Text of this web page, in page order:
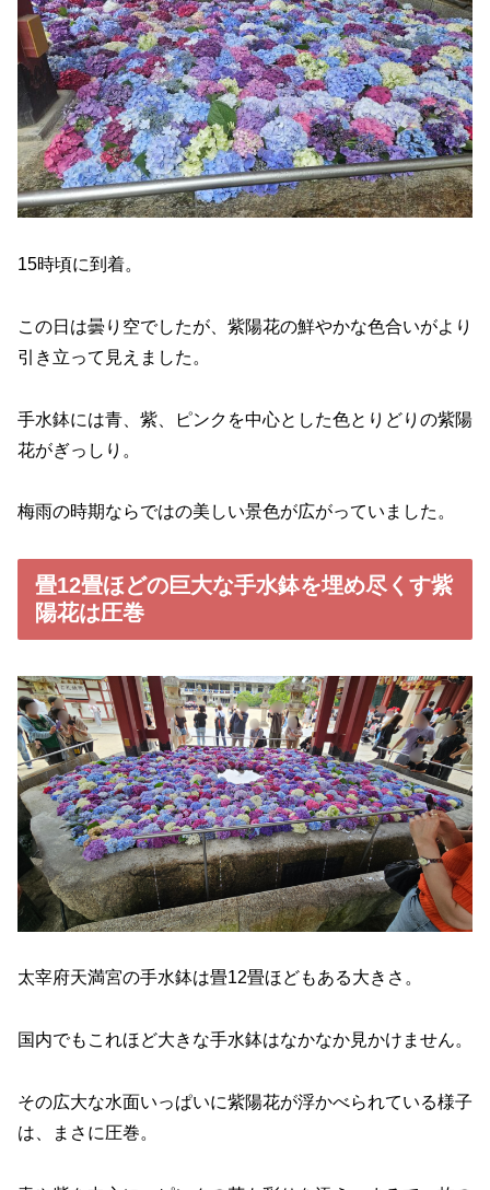
15時頃に到着。
この日は曇り空でしたが、紫陽花の鮮やかな色合いがより
引き立って見えました。
手水鉢には青、紫、ピンクを中心とした色とりどりの紫陽
花がぎっしり。
梅雨の時期ならではの美しい景色が広がっていました。
畳12畳ほどの巨大な手水鉢を埋め尽くす紫
陽花は圧巻
太宰府天満宮の手水鉢は畳12畳ほどもある大きさ。
国内でもこれほど大きな手水鉢はなかなか見かけません。
その広大な水面いっぱいに紫陽花が浮かべられている様子
は、まさに圧巻。